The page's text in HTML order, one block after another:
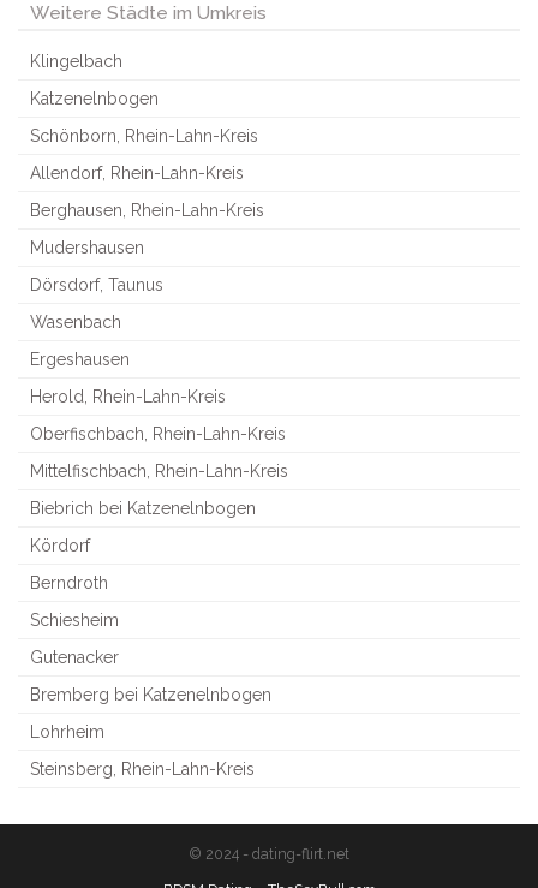
Weitere Städte im Umkreis
Klingelbach
Katzenelnbogen
Schönborn, Rhein-Lahn-Kreis
Allendorf, Rhein-Lahn-Kreis
Berghausen, Rhein-Lahn-Kreis
Mudershausen
Dörsdorf, Taunus
Wasenbach
Ergeshausen
Herold, Rhein-Lahn-Kreis
Oberfischbach, Rhein-Lahn-Kreis
Mittelfischbach, Rhein-Lahn-Kreis
Biebrich bei Katzenelnbogen
Kördorf
Berndroth
Schiesheim
Gutenacker
Bremberg bei Katzenelnbogen
Lohrheim
Steinsberg, Rhein-Lahn-Kreis
© 2024 - dating-flirt.net